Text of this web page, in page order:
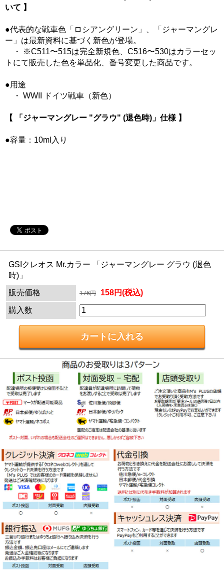
いて 】
●代表的な戦車色「ロシアングリーン」、「ジャーマングレ
ー」は最新資料に基づく新色が登場。
・ ※C511〜515は完全新規色、C516〜530はカラーセッ
トにて販売した色を単品化、番号変更した商品です。
●用途
・ WWII ドイツ戦車（新色）
【 「ジャーマングレー "グラウ" (退色時)」仕様 】
●容量：10ml入り
GSIクレオス Mr.カラー 「ジャーマングレー グラウ (退色
時)」
販売価格
176円 158円(税込)
購入数